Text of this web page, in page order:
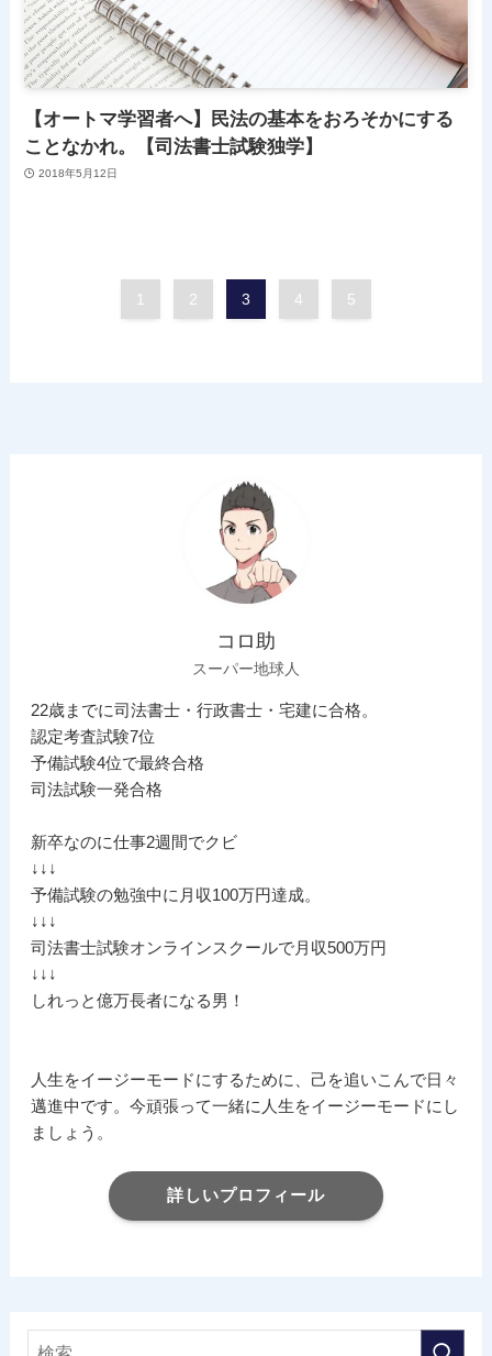
【オートマ学習者へ】民法の基本をおろそかにする
ことなかれ。【司法書士試験独学】
2018年5月12日
1 2 3 4 5
コロ助
スーパー地球人
22歳までに司法書士・行政書士・宅建に合格。
認定考査試験7位
予備試験4位で最終合格
司法試験一発合格
新卒なのに仕事2週間でクビ
↓↓↓
予備試験の勉強中に月収100万円達成。
↓↓↓
司法書士試験オンラインスクールで月収500万円
↓↓↓
しれっと億万長者になる男！
人生をイージーモードにするために、己を追いこんで日々
邁進中です。今頑張って一緒に人生をイージーモードにし
ましょう。
詳しいプロフィール